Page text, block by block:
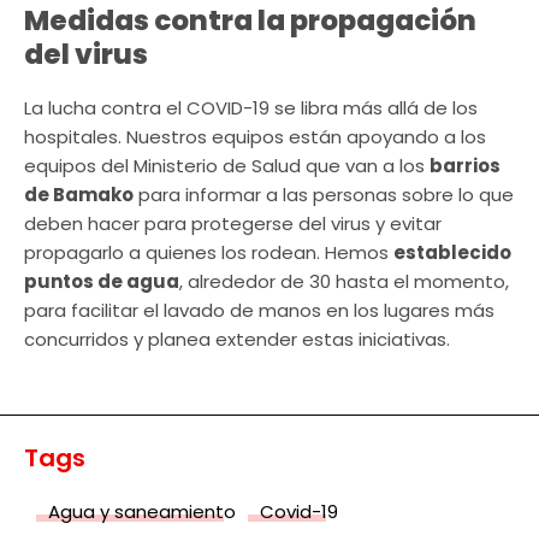
Medidas contra la propagación
del virus
La lucha contra el COVID-19 se libra más allá de los
hospitales. Nuestros equipos están apoyando a los
equipos del Ministerio de Salud que van a los barrios
de Bamakopara informar a las personas sobre lo que
deben hacer para protegerse del virus y evitar
propagarlo a quienes los rodean. Hemos establecido
puntos de agua, alrededor de 30 hasta el momento,
para facilitar el lavado de manos en los lugares más
concurridos y planea extender estas iniciativas.
Tags
Agua y saneamiento
Covid-19